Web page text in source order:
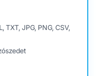
TXT, JPG, PNG, CSV,